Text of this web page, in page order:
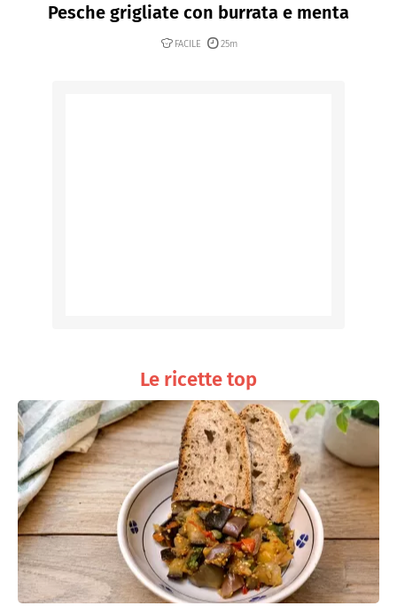
Pesche grigliate con burrata e menta
FACILE 25m
Le ricette top